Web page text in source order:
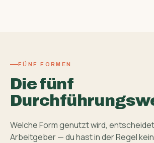
FÜNF FORMEN
Die fünf
Welche Form genutzt wird,
Arbeitgeber — du hast in der Regel kein